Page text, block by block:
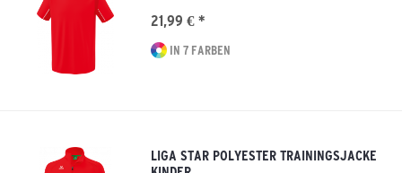
21,99 € *
IN 7 FARBEN
LIGA STAR POLYESTER TRAININGSJACKE